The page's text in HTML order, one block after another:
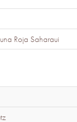
Roja Saharaui